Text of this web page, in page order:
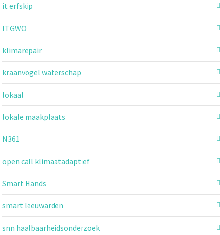
it erfskip
ITGWO
klimarepair
kraanvogel waterschap
lokaal
lokale maakplaats
N361
open call klimaatadaptief
Smart Hands
smart leeuwarden
snn haalbaarheidsonderzoek